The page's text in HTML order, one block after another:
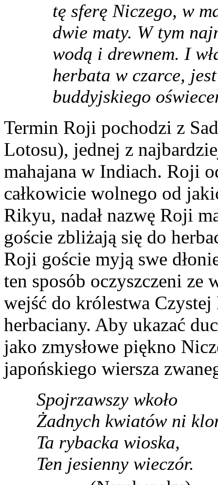
tę sferę Niczego, w
dwie maty. W tym
wodą i drewnem. I
herbata w czarce,
buddyjskiego
Termin Roji pochodzi z
Lotosu), jednej z
mahajana w Indiach. Roji
całkowicie wolnego od
Rikyu, nadał nazwę Roji
goście zbliżają się do
Roji goście myją swe
ten sposób oczyszczeni ze
wejść do królestwa
herbaciany. Aby ukazać
jako zmysłowe piękno
japońskiego wiersza
Spojrzawszy wkoło
Żadnych kwiatów ni
Ta rybacka wioska,
Ten jesienny wieczór.